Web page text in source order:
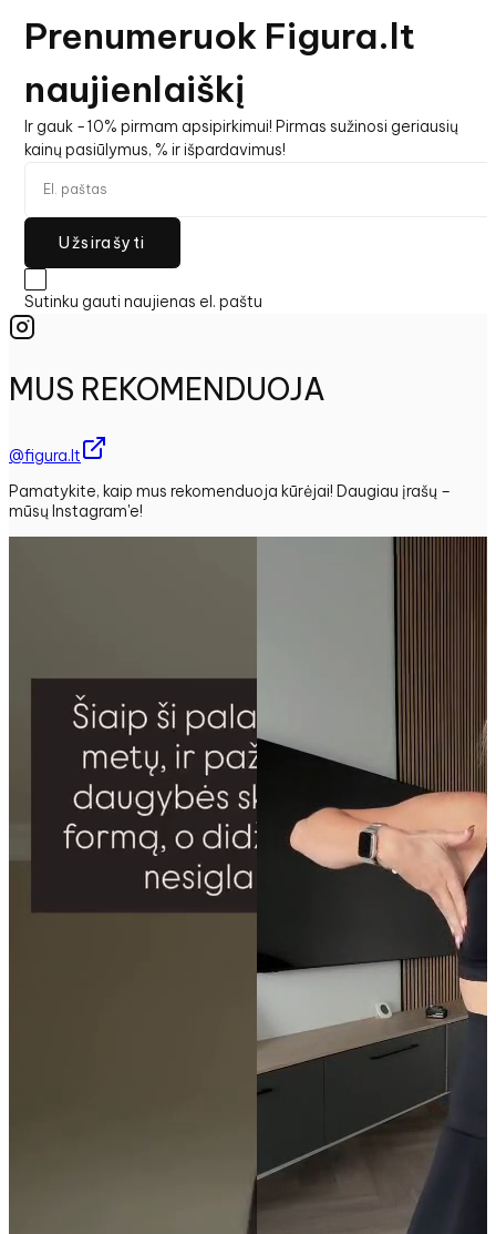
Prenumeruok Figura.lt
naujienlaiškį
Ir gauk -10% pirmam apsipirkimui! Pirmas sužinosi geriausių
kainų pasiūlymus, % ir išpardavimus!
Užsirašyti
Sutinku gauti naujienas el. paštu
MUS REKOMENDUOJA
@figura.lt
Pamatykite, kaip mus rekomenduoja kūrėjai! Daugiau įrašų –
mūsų Instagram'e!